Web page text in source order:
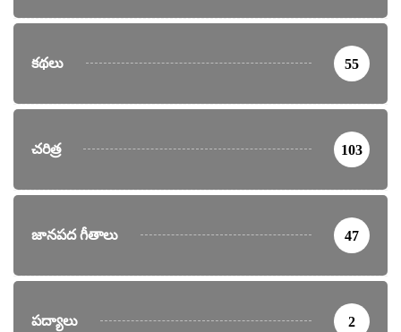
కథలు 55
చరిత్ర 103
జానపద గీతాలు 47
పద్యాలు 2